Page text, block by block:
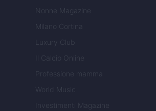
Nonne Magazine
Milano Cortina
Luxury Club
Il Calcio Online
Professione mamma
World Music
Investimenti Magazine